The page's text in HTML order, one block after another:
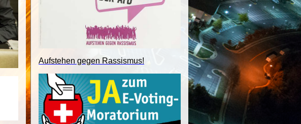
Aufstehen gegen Rassismus!